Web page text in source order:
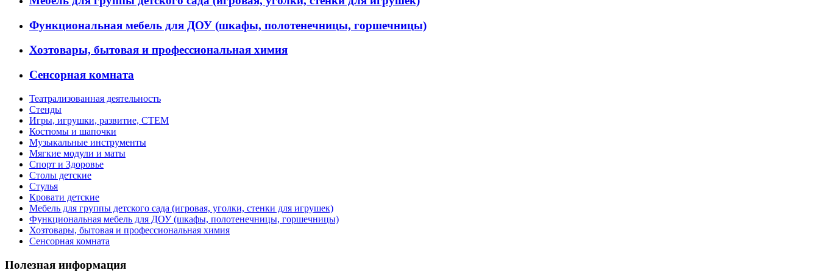
Функциональная мебель для ДОУ (шкафы, полотенечницы, горшечницы)
Хозтовары, бытовая и профессиональная химия
Сенсорная комната
Театрализованная деятельность
Стенды
Игры, игрушки, развитие, СТЕМ
Костюмы и шапочки
Музыкальные инструменты
Мягкие модули и маты
Спорт и Здоровье
Столы детские
Стулья
Кровати детские
Мебель для группы детского сада (игровая, уголки, стенки для игрушек)
Функциональная мебель для ДОУ (шкафы, полотенечницы, горшечницы)
Хозтовары, бытовая и профессиональная химия
Сенсорная комната
Полезная информация